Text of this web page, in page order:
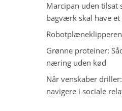
Marcipan uden tilsat
bagværk skal have
Grønne proteiner:
næring uden kød
Når venskaber
navigere i sociale